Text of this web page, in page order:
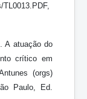
A atuação do
crítico em
(orgs)
Paulo, Ed.